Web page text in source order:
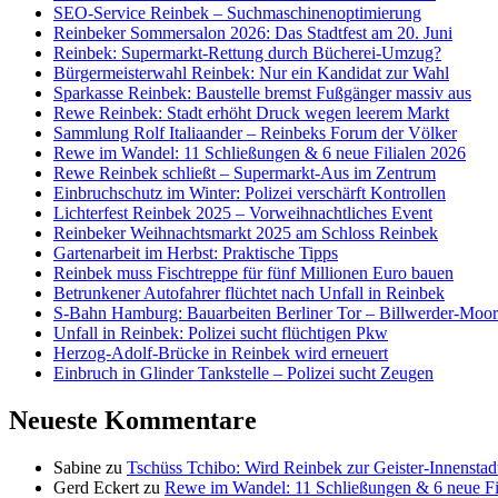
SEO-Service Reinbek – Suchmaschinenoptimierung
Reinbeker Sommersalon 2026: Das Stadtfest am 20. Juni
Reinbek: Supermarkt-Rettung durch Bücherei-Umzug?
Bürgermeisterwahl Reinbek: Nur ein Kandidat zur Wahl
Sparkasse Reinbek: Baustelle bremst Fußgänger massiv aus
Rewe Reinbek: Stadt erhöht Druck wegen leerem Markt
Sammlung Rolf Italiaander – Reinbeks Forum der Völker
Rewe im Wandel: 11 Schließungen & 6 neue Filialen 2026
Rewe Reinbek schließt – Supermarkt-Aus im Zentrum
Einbruchschutz im Winter: Polizei verschärft Kontrollen
Lichterfest Reinbek 2025 – Vorweihnachtliches Event
Reinbeker Weihnachtsmarkt 2025 am Schloss Reinbek
Gartenarbeit im Herbst: Praktische Tipps
Reinbek muss Fischtreppe für fünf Millionen Euro bauen
Betrunkener Autofahrer flüchtet nach Unfall in Reinbek
S-Bahn Hamburg: Bauarbeiten Berliner Tor – Billwerder-
Unfall in Reinbek: Polizei sucht flüchtigen Pkw
Herzog-Adolf-Brücke in Reinbek wird erneuert
Einbruch in Glinder Tankstelle – Polizei sucht Zeugen
Neueste Kommentare
Sabine zu Tschüss Tchibo: Wird Reinbek zur Geister-
Gerd Eckert zu Rewe im Wandel: 11 Schließungen & 6 neue